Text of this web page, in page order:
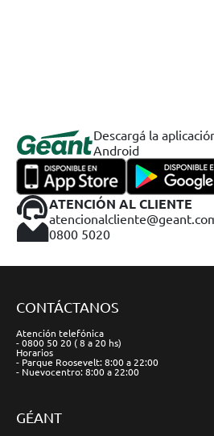
Descargá la
Android
ATENCIÓN AL CLIENTE
0800 5020
CONTÁCTANOS
Atención telefónica
- 0800 50 20 ( 8 a 20 hs)
Horarios
- Parque Roosevelt: 8:00 a 22:00
- Nuevocentro: 8:00 a 22:00
GÉANT